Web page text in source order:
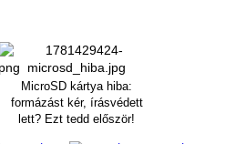
MicroSD kártya hiba:
formázást kér, írásvédett
lett? Ezt tedd először!